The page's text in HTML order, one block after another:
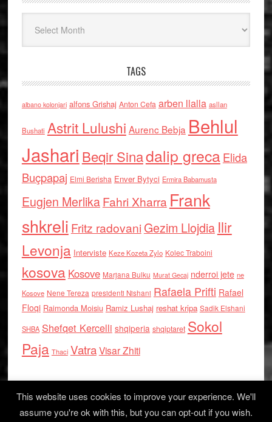
TAGS
albano kolonjari alfons Grishaj Anton Cefa arben llalla asllan
Bushati Astrit Lulushi Aurenc Bebja Behlul
Jashari Beqir Sinadalip grecaElida
Buçpapaj Elmi Berisha Enver Bytyci Ermira Babamusta
Eugjen MerlikaFahri Xharra Frank
shkreli Fritz radovaniGezim Llojdia Ilir
Levonja Interviste Keze Kozeta Zylo Kolec Traboini
kosova Kosove Marjana Bulku Murat Gecaj nderroi jete ne
Kosove Nene Tereza presidenti Nishani Rafaela Prifti Rafael
Floqi Raimonda Moisiu Ramiz Lushaj reshat kripa Sadik Elshani
SHBA Shefqet Kercelli shqiperia shqiptaret Sokol
Paja Thaci VatraVisar Zhiti
This website uses cookies to improve your experience. We'll
assume you're ok with this, but you can opt-out if you wish.